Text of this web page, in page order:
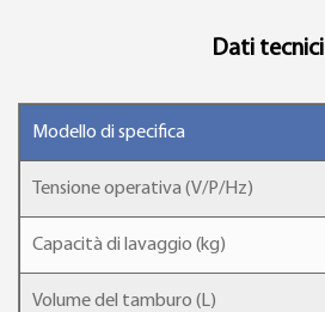
Dati tecnici
Modello di specifica
Tensione operativa (V/P/Hz)
Capacità di lavaggio (kg)
Volume del tamburo (L)